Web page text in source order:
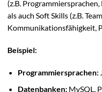
(z.B.
als auch Soft Skills (z.B.
Kommunikationsfähigkeit,
Beispiel:
Programmiersprachen:
Datenbanken:MySQL,